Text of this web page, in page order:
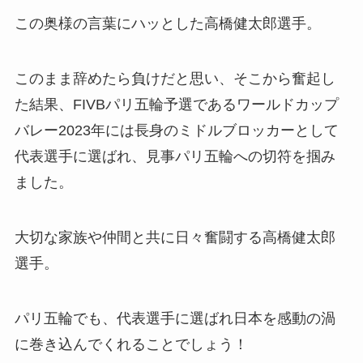
この奥様の言葉にハッとした高橋健太郎選手。
このまま辞めたら負けだと思い、そこから奮起し
た結果、FIVBパリ五輪予選であるワールドカップ
バレー2023年には長身のミドルブロッカーとして
代表選手に選ばれ、見事パリ五輪への切符を掴み
ました。
大切な家族や仲間と共に日々奮闘する高橋健太郎
選手。
パリ五輪でも、代表選手に選ばれ日本を感動の渦
に巻き込んでくれることでしょう！